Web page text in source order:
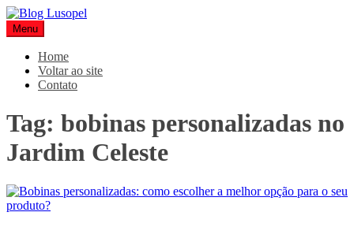
Pular
para
o
conteúdo
Blog Lusopel
Especialistas em Embalagens
Menu
Home
Voltar ao site
Contato
Tag: bobinas personalizadas no
Jardim Celeste